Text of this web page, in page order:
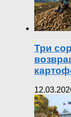
Три